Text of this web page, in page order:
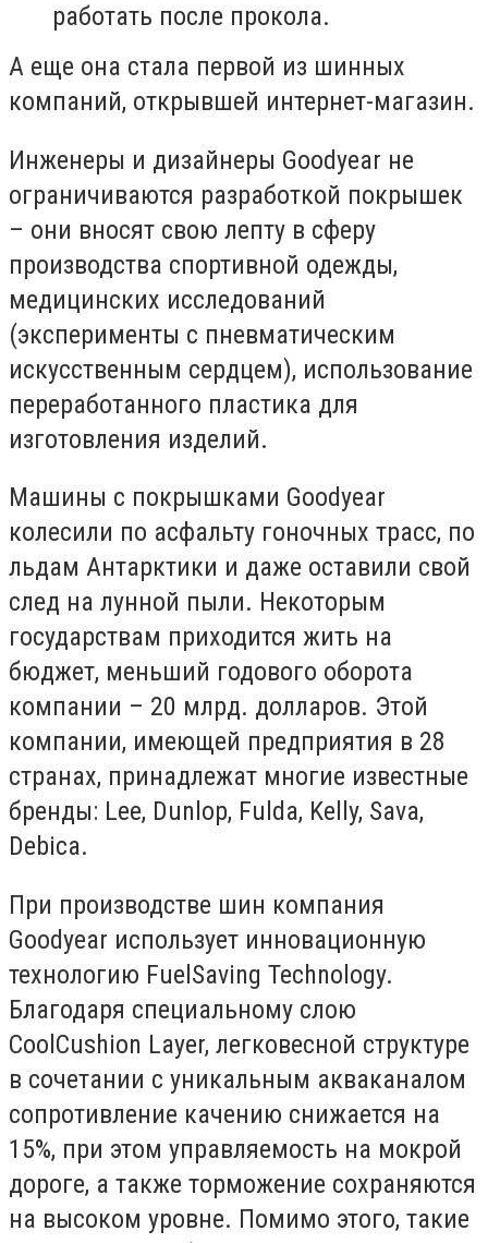
работать после прокола.
А еще она стала первой из шинных
компаний, открывшей интернет-магазин.
Инженеры и дизайнеры Goodyear не
ограничиваются разработкой покрышек
– они вносят свою лепту в сферу
производства спортивной одежды,
медицинских исследований
(эксперименты с пневматическим
искусственным сердцем), использование
переработанного пластика для
изготовления изделий.
Машины с покрышками Goodyear
колесили по асфальту гоночных трасс, по
льдам Антарктики и даже оставили свой
след на лунной пыли. Некоторым
государствам приходится жить на
бюджет, меньший годового оборота
компании – 20 млрд. долларов. Этой
компании, имеющей предприятия в 28
странах, принадлежат многие известные
бренды: Lee, Dunlop, Fulda, Kelly, Sava,
Debica.
При производстве шин компания
Goodyear использует инновационную
технологию FuelSaving Technology.
Благодаря специальному слою
CoolCushion Layer, легковесной структуре
в сочетании с уникальным акваканалом
сопротивление качению снижается на
15%, при этом управляемость на мокрой
дороге, а также торможение сохраняются
на высоком уровне. Помимо этого, такие